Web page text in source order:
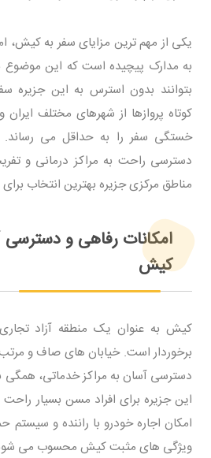
یکی از مهم ترین مزایای سفر به کیش،
به مدارک پیچیده است که این
بتوانند بدون استرس به این جزیره
کوتاه پروازها از شهرهای مختلف
خستگی سفر را به حداقل می رساند.
دسترسی راحت به مراکز درمانی و
مناطق مرکزی جزیره بهترین انتخاب
امکانات رفاهی و دسترسی
کیش
کیش به عنوان یک منطقه آزاد
برخوردار است. خیابان های صاف و
دسترسی آسان به مراکز خدماتی،
این جزیره برای افراد مسن بسیار
امکان اجاره خودرو با راننده و
ویژگی های مثبت کیش محسوب می